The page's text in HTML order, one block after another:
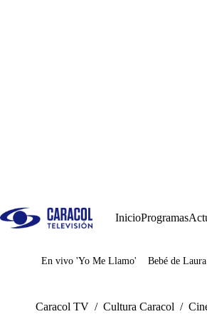
InicioProgramas
Juegos
En vivo 'Yo Me Llamo' Bebé de
Caracol TV / Cultura Caracol /